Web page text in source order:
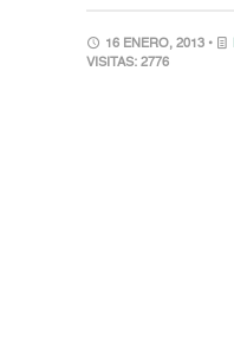
16 ENERO, 2013 •
VISITAS: 2776